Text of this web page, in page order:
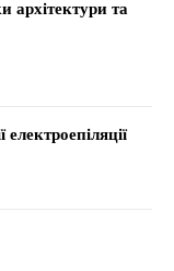
архітектури та